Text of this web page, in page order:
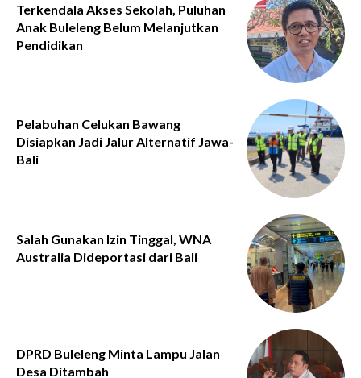
Terkendala Akses Sekolah, Puluhan
Anak Buleleng Belum Melanjutkan
Pendidikan
Pelabuhan Celukan Bawang
Disiapkan Jadi Jalur Alternatif Jawa-
Bali
Salah Gunakan Izin Tinggal, WNA
Australia Dideportasi dari Bali
DPRD Buleleng Minta Lampu Jalan
Desa Ditambah